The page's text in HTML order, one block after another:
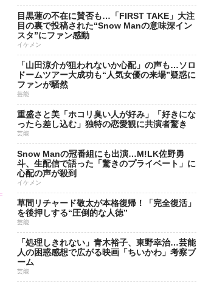
目黒蓮の不在に賛否も…「FIRST TAKE」大注
目の裏で投稿された“Snow Manの意味深イン
スタ”にファン感動
イケメン
「山田涼介が狙われないか心配」の声も…ソロ
ドームツアー大成功も“人気女優の来場”疑惑に
ファンが騒然
芸能
重盛さと美「ホコリ臭い人が好み」「好きにな
ったら差し込む」独特の恋愛観に共演者驚き
芸能
Snow Manの冠番組にも出演…M!LK佐野勇
斗、生配信で語った「驚きのプライベート」に
心配の声が殺到
イケメン
草間リチャード敬太が本格復帰！「完全復活」
を後押しする“圧倒的な人徳”
芸能
「処理しきれない」青木裕子、東野幸治…芸能
人の困惑感想で広がる映画「ちいかわ」考察ブ
ーム
芸能